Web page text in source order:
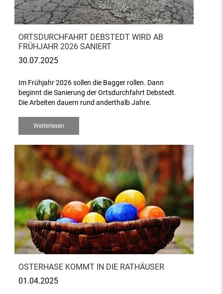
ORTSDURCHFAHRT DEBSTEDT WIRD AB
FRÜHJAHR 2026 SANIERT
30.07.2025
Im Frühjahr 2026 sollen die Bagger rollen. Dann
beginnt die Sanierung der Ortsdurchfahrt Debstedt.
Die Arbeiten dauern rund anderthalb Jahre.
Weiterlesen
OSTERHASE KOMMT IN DIE RATHÄUSER
01.04.2025